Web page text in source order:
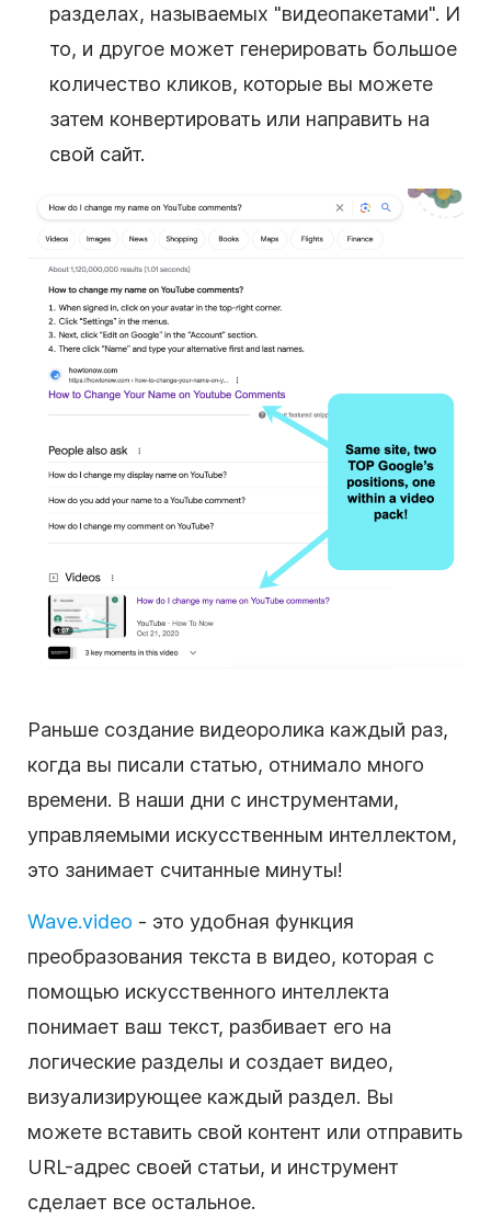
разделах, называемых "видеопакетами". И
то, и другое может генерировать большое
количество кликов, которые вы можете
затем конвертировать или направить на
свой сайт.
Раньше создание видеоролика каждый раз,
когда вы писали статью, отнимало много
времени. В наши дни с инструментами,
управляемыми искусственным интеллектом,
это занимает считанные минуты!
Wave.video - это удобная функция
преобразования текста в видео, которая с
помощью искусственного интеллекта
понимает ваш текст, разбивает его на
логические разделы и создает видео,
визуализирующее каждый раздел. Вы
можете вставить свой контент или отправить
URL-адрес своей статьи, и инструмент
сделает все остальное.